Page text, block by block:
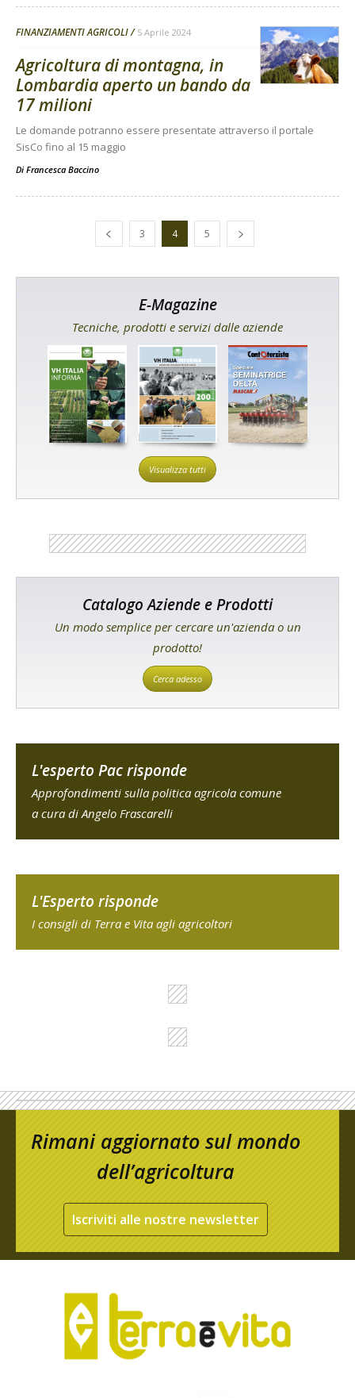
FINANZIAMENTI AGRICOLI 5 Aprile 2024
Agricoltura di montagna, in
Lombardia aperto un bando da
17 milioni
Le domande potranno essere presentate attraverso il portale
SisCo fino al 15 maggio
Di Francesca Baccino
3 4 5
E-Magazine
Tecniche, prodotti e servizi dalle aziende
Visualizza tutti
Catalogo Aziende e Prodotti
Un modo semplice per cercare un'azienda o un
prodotto!
Cerca adesso
L'esperto Pac risponde
Approfondimenti sulla politica agricola comune
a cura di Angelo Frascarelli
L'Esperto risponde
I consigli di Terra e Vita agli agricoltori
Rimani aggiornato sul mondo
dell’agricoltura
Iscriviti alle nostre newsletter